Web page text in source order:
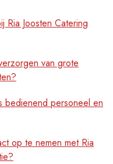
Ria Joosten Catering
van grote
bedienend personeel en
op te nemen met Ria